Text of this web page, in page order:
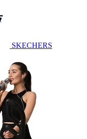
SKECHERS